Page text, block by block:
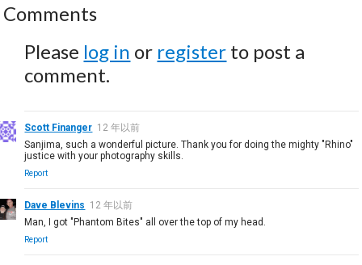
Comments
Please log in or register to post a
comment.
Scott Finanger 12 年以前
Sanjima, such a wonderful picture. Thank you for doing the mighty "Rhino"
justice with your photography skills.
Report
Dave Blevins 12 年以前
Man, I got "Phantom Bites" all over the top of my head.
Report